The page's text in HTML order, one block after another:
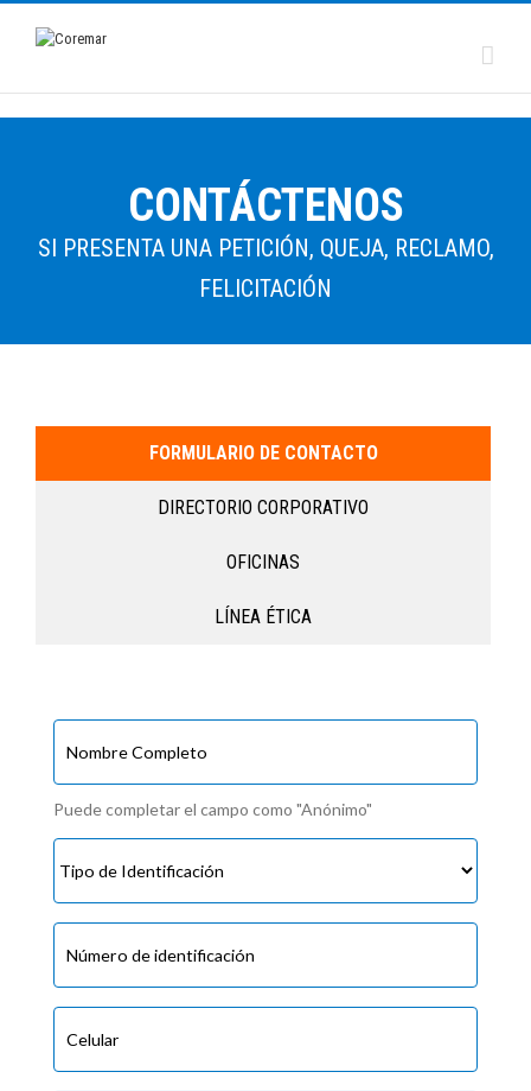
CONTÁCTENOS
SI PRESENTA UNA PETICIÓN, QUEJA, RECLAMO,
FELICITACIÓN
FORMULARIO DE CONTACTO
DIRECTORIO CORPORATIVO
OFICINAS
LÍNEA ÉTICA
Puede completar el campo como "Anónimo"